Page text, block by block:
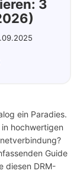
3
ein Paradies.
hochwertigen
Guide
diesen DRM-